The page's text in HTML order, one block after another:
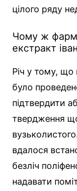
цілого ряду
Чому ж
екстракт
Річ у тому, що
було
підтвердити
твердження
вдалося
безліч
надавати